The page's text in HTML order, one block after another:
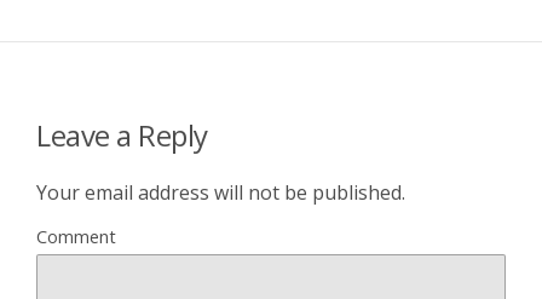
Leave a Reply
Your email address will not be published.
Comment